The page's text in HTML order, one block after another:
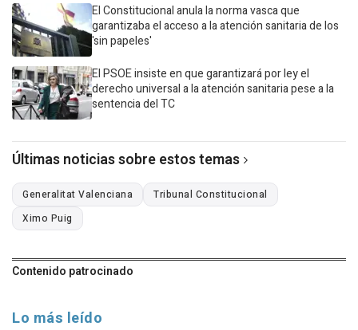
El Constitucional anula la norma vasca que
garantizaba el acceso a la atención sanitaria de los
'sin papeles'
El PSOE insiste en que garantizará por ley el
derecho universal a la atención sanitaria pese a la
sentencia del TC
Últimas noticias sobre estos temas
Generalitat Valenciana
Tribunal Constitucional
Ximo Puig
Contenido patrocinado
Lo más leído